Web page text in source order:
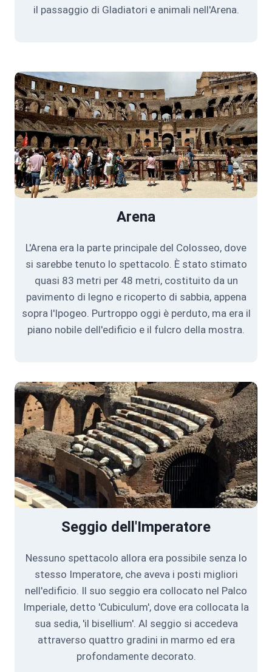
il passaggio di Gladiatori e animali nell'Arena.
Arena
L'Arena era la parte principale del Colosseo, dove
si sarebbe tenuto lo spettacolo. È stato stimato
quasi 83 metri per 48 metri, costituito da un
pavimento di legno e ricoperto di sabbia, appena
sopra l'Ipogeo. Purtroppo oggi è perduto, ma era il
piano nobile dell'edificio e il fulcro della mostra.
Seggio dell'Imperatore
Nessuno spettacolo allora era possibile senza lo
stesso Imperatore, che aveva i posti migliori
nell'edificio. Il suo seggio era collocato nel Palco
Imperiale, detto 'Cubiculum', dove era collocata la
sua sedia, 'il bisellium'. Al seggio si accedeva
attraverso quattro gradini in marmo ed era
profondamente decorato.